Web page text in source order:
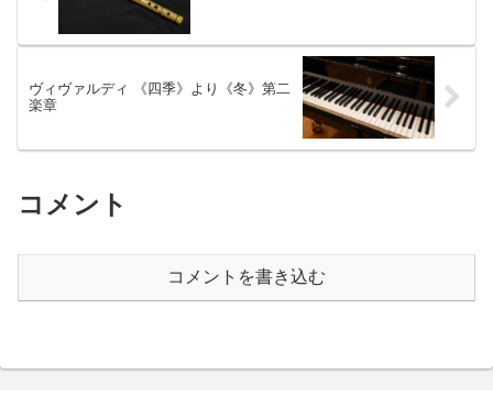
ヴィヴァルディ 《四季》より《冬》第二
楽章
コメント
コメントを書き込む